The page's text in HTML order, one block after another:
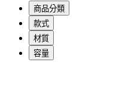
商品分類
款式
材質
容量